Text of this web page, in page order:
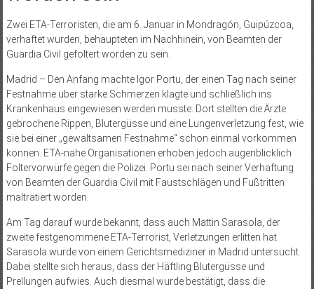
Zwei ETA-Terroristen, die am 6. Januar in Mondragón, Guipúzcoa,
verhaftet wurden, behaupteten im Nachhinein, von Beamten der
Guardia Civil gefoltert worden zu sein.
Madrid – Den Anfang machte Igor Portu, der einen Tag nach seiner
Festnahme über starke Schmerzen klagte und schließlich ins
Krankenhaus eingewiesen werden musste. Dort stellten die Ärzte
gebrochene Rippen, Blutergüsse und eine Lungenverletzung fest, wie
sie bei einer „gewaltsamen Festnahme“ schon einmal vorkommen
können. ETA-nahe Organisationen erhoben jedoch augenblicklich
Foltervorwürfe gegen die Polizei. Portu sei nach seiner Verhaftung
von Beamten der Guardia Civil mit Faustschlägen und Fußtritten
malträtiert worden.
Am Tag darauf wurde bekannt, dass auch Mattin Sarasola, der
zweite festgenommene ETA-Terrorist, Verletzungen erlitten hat.
Sarasola wurde von einem Gerichtsmediziner in Madrid untersucht.
Dabei stellte sich heraus, dass der Häftling Blutergüsse und
Prellungen aufwies. Auch diesmal wurde bestätigt, dass die